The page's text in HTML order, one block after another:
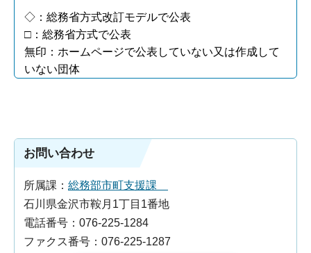
◇：総務省方式改訂モデルで公表
□：総務省方式で公表
無印：ホームページで公表していない又は作成して
いない団体
お問い合わせ
所属課： 総務部市町支援課
石川県金沢市鞍月1丁目1番地
電話番号：076-225-1284
ファクス番号：076-225-1287